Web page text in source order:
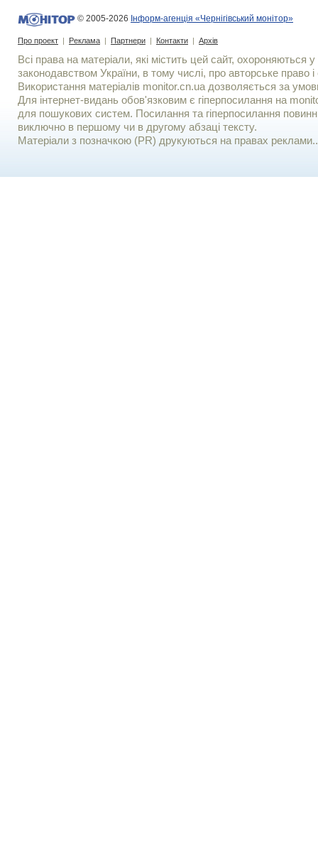
© 2005-2026 Інформ-агенція «Чернігівський монітор»
Про проект | Реклама | Партнери | Контакти | Архів
Всі права на матеріали, які містить цей сайт, охороняються у
законодавством України, в тому числі, про авторське право і
Використання матерiалiв monitor.cn.ua дозволяється за
Для iнтернет-видань обов'язковим є гiперпосилання на
для пошукових систем. Посилання та гіперпосилання
виключно в першому чи в другому абзаці тексту.
Матеріали з позначкою (PR) друкуються на правах реклами..